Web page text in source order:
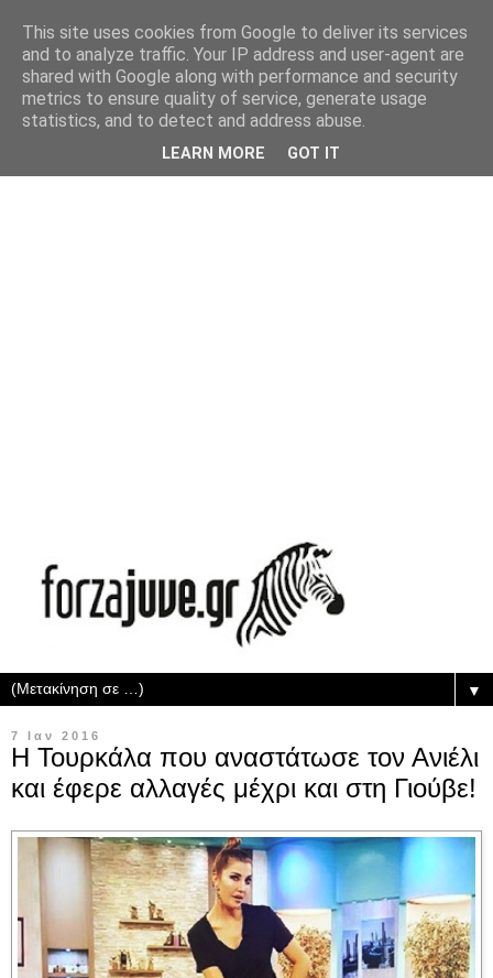
▼
7 Ιαν 2016
Η Τουρκάλα που αναστάτωσε τον Ανιέλι
και έφερε αλλαγές μέχρι και στη Γιούβε!
This site uses cookies from Google to deliver its services
and to analyze traffic. Your IP address and user-agent are
shared with Google along with performance and security
metrics to ensure quality of service, generate usage
statistics, and to detect and address abuse.
LEARN MORE GOT IT